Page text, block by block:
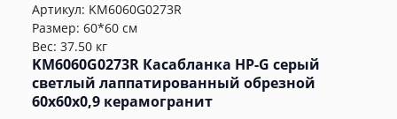
Артикул: KM6060G0273R
Размер: 60*60 см
Вес: 37.50 кг
KM6060G0273R Касабланка HP-G серый
светлый лаппатированный обрезной
60x60x0,9 керамогранит